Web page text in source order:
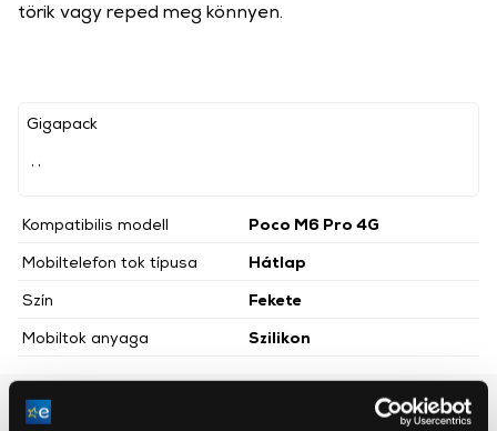
Gigapack
Kompatibilis modell
Poco M6 Pro 4G
Mobiltelefon tok típusa
Hátlap
Szín
Fekete
Mobiltok anyaga
Szilikon
törik vagy reped meg könnyen.
Részletes ismertető